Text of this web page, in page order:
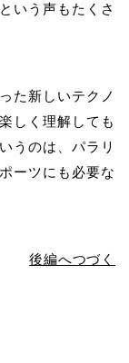
いう声もたくさ
た新しいテクノ
しく理解しても
うのは、パラリ
ーツにも必要な
後編へつづく